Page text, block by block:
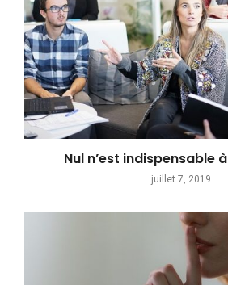
Nul n’est indispensable
juillet 7, 2019